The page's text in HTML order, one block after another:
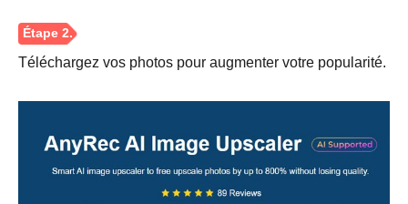
Téléchargez vos photos pour augmenter votre popularité.